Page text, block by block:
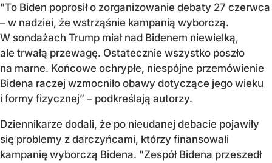
"To Biden poprosił o zorganizowanie debaty 27 czerwca
– w nadziei, że wstrząśnie kampanią wyborczą.
W sondażach Trump miał nad Bidenem niewielką,
ale trwałą przewagę. Ostatecznie wszystko poszło
na marne. Końcowe ochrypłe, niespójne przemówienie
Bidena raczej wzmocniło obawy dotyczące jego wieku
i formy fizycznej” – podkreślają autorzy.
Dziennikarze dodali, że po nieudanej debacie pojawiły
się problemy z darczyńcami, którzy finansowali
kampanię wyborczą Bidena. "Zespół Bidena przeszedł